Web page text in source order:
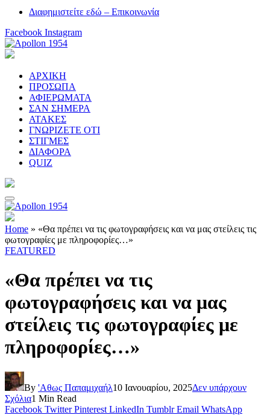
Διαφημιστείτε εδώ – Επικοινωνία
Facebook Instagram
ΑΡΧΙΚΗ
ΠΡΟΣΩΠΑ
ΑΦΙΕΡΩΜΑΤΑ
ΣΑΝ ΣΗΜΕΡΑ
ΑΤΑΚΕΣ
ΓΝΩΡΙΖΕΤΕ ΟΤΙ
ΣΤΙΓΜΕΣ
ΔΙΑΦΟΡΑ
QUIZ
Home » «Θα πρέπει να τις φωτογραφήσεις και να μας στείλεις τις
φωτογραφίες με πληροφορίες…»
FEATURED
«Θα πρέπει να τις
φωτογραφήσεις και να μας
στείλεις τις φωτογραφίες με
πληροφορίες…»
By 'Αθως Παπαμιχαήλ10 Ιανουαρίου, 2025Δεν υπάρχουν
Σχόλια1 Min Read
Facebook Twitter Pinterest LinkedIn Tumblr Email WhatsApp